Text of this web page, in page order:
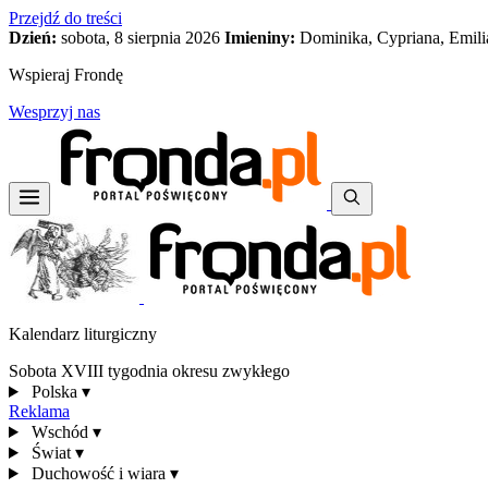
Przejdź do treści
Dzień: sobota, 8 sierpnia 2026 Imieniny: Dominika, Cypriana,
Wspieraj Frondę
Wesprzyj nas
Kalendarz liturgiczny
Sobota XVIII tygodnia okresu zwykłego
Polska ▾
Reklama
Wschód ▾
Świat ▾
Duchowość i wiara ▾